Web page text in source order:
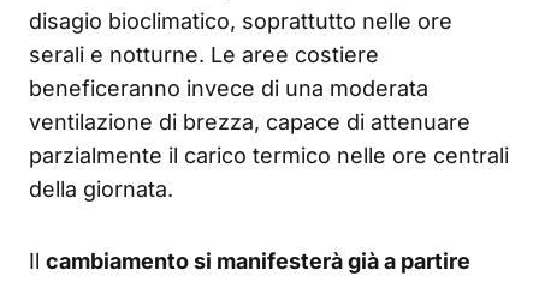
disagio bioclimatico, soprattutto nelle ore
serali e notturne. Le aree costiere
beneficeranno invece di una moderata
ventilazione di brezza, capace di attenuare
parzialmente il carico termico nelle ore centrali
della giornata.
Il cambiamento si manifesterà già a partire